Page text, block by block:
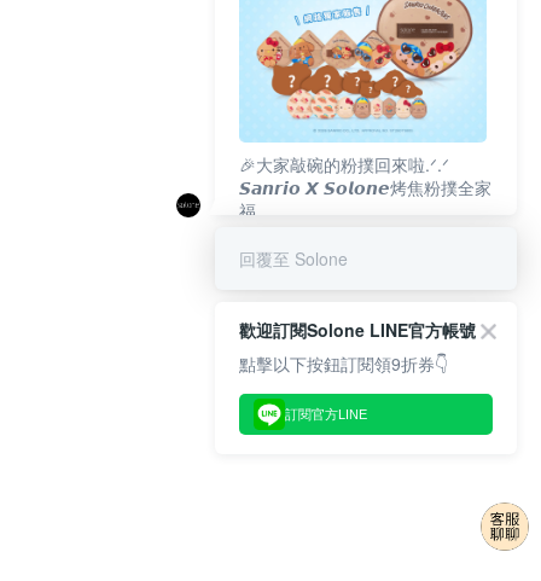
🎉大家敲碗的粉撲回來啦.ᐟ‪‪.ᐟ
𝙎𝙖𝙣𝙧𝙞𝙤 𝙓 𝙎𝙤𝙡𝙤𝙣𝙚烤焦粉撲全家
福
回覆至 Solone
歡迎訂閱Solone LINE官方帳號
點擊以下按鈕訂閱領9折券👇
訂閱官方LINE